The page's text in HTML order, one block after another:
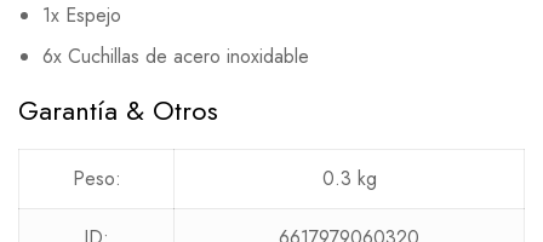
1x Espejo
6x Cuchillas de acero inoxidable
Garantía & Otros
Peso: 0.3 kg